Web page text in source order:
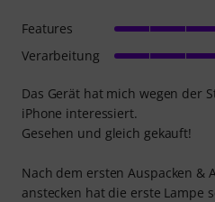
Das Gerät hat mich wegen der
iPhone interessiert.
Gesehen und gleich gekauft!
Nach dem ersten Auspacken &
anstecken hat die erste Lampe
Features
Verarbeitung